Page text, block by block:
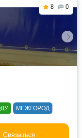
8 0
МЕЖГОРОД
Связаться